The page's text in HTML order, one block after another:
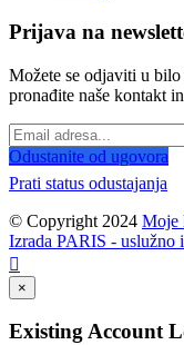
Prijava na
Možete se odjaviti u
pronađite naše kontakt
Odustanite od ugovora
Prati status odustajanja
© Copyright 2024 Moje
Izrada PARIS - uslužno

×
Existing Account